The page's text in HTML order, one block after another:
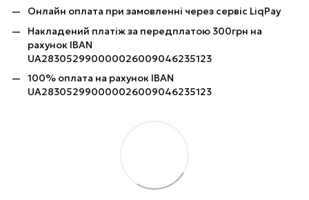
Онлайн оплата при замовленні через сервіс LiqPay
Накладений платіж за передплатою 300грн на
рахунок IBAN
UA283052990000026009046235123
100% оплата на рахунок IBAN
UA283052990000026009046235123